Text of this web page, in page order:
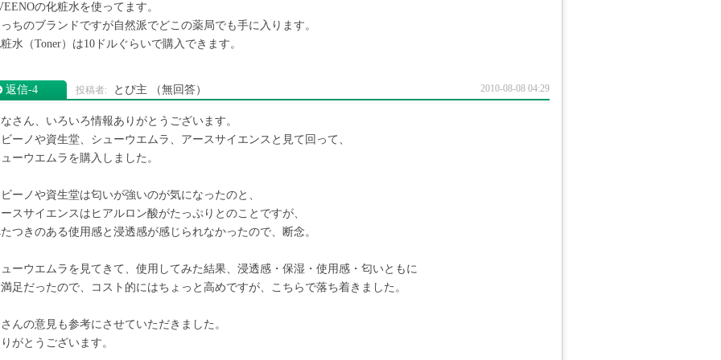
の化粧水を使ってます。
ちのブランドですが自然派でどこの薬局でも手に入ります。
水（Toner）は10ドルぐらいで購入できます。
返信‐4 とぴ主 （無回答） 2010-08-08 04:29
さん、いろいろ情報ありがとうございます。
ーノや資生堂、シューウエムラ、アースサイエンスと見て回って、
ーウエムラを購入しました。
ーノや資生堂は匂いが強いのが気になったのと、
スサイエンスはヒアルロン酸がたっぷりとのことですが、
つきのある使用感と浸透感が感じられなかったので、断念。
ーウエムラを見てきて、使用してみた結果、浸透感・保湿・使用感・匂いともに
足だったので、コスト的にはちょっと高めですが、こちらで落ち着きました。
んの意見も参考にさせていただきました。
がとうございます。